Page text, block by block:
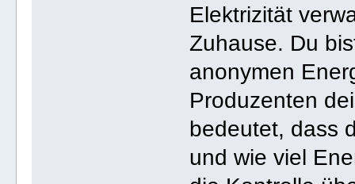
Elektrizität
Zuhause. Du
anonymen
Produzenten
bedeutet, dass
und wie viel